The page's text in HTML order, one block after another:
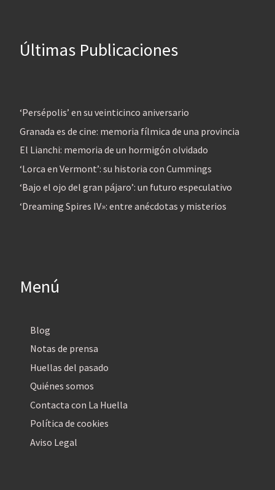
Últimas Publicaciones
‘Persépolis’ en su veinticinco aniversario
Granada es de cine: memoria fílmica de una provincia
El Lianchi: memoria de un hormigón olvidado
‘Lorca en Vermont’: su historia con Cummings
‘Bajo el ojo del gran pájaro’: un futuro especulativo
‘Dreaming Spires IV»: entre anécdotas y misterios
Menú
Blog
Notas de prensa
Huellas del pasado
Quiénes somos
Contacta con La Huella
Política de cookies
Aviso Legal